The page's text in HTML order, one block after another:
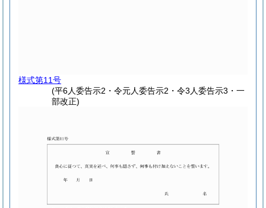
様式第11号
(平6人委告示2・令元人委告示2・令3人委告示3・一
部改正)